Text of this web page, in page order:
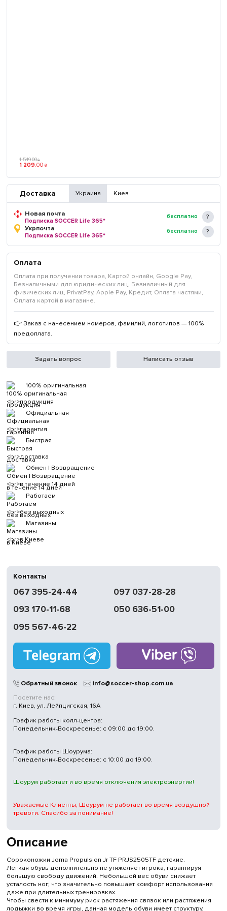
1 549.00 ₴
1 209.00 ₴
Доставка Украина Киев
Новая почта
Подписка SOCCER Life 365*
бесплатно
Укрпочта
Подписка SOCCER Life 365*
бесплатно
Оплата
Оплата при получении товара, Картой онлайн, Google Pay,
Безналичными для юридических лиц, Безналичный для
физических лиц, PrivatPay, Apple Pay, Кредит, Оплата частями,
Оплата картой в магазине.
👉 Заказ с нанесением номеров, фамилий, логотипов — 100%
предоплата.
Задать вопрос Написать отзыв
100% оригинальная
продукция
Официальная
гарантия
Быстрая
доставка
Обмен | Возвращение
в течение 14 дней
Работаем
без выходных
Магазины
в Киеве
Описание
Сороконожки Joma Propulsion Jr TF PRJS2505TF детские.
Легкая обувь дополнительно не утяжеляет игрока, гарантируя
большую свободу движений. Небольшой вес обуви снижает
усталость ног, что значительно повышает комфорт использования
даже при длительных тренировках.
Чтобы свести к минимуму риск растяжения связок или растяжения
лодыжки во время игры, данная модель обуви имеет структуру,
Контакты
067 395-24-44
097 037-28-28
093 170-11-68
050 636-51-00
095 567-46-22
Обратный звонок
info@soccer-shop.com.ua
Посетите нас:
г. Киев, ул. Лейпцигская, 16А
График работы колл-центра:
Понедельник-Воскресенье: с 09:00 до 19:00.
График работы Шоурума:
Понедельник-Воскресенье: с 10:00 до 19:00.
Шоурум работает и во время отключения электроэнергии!
Уважаемые Клиенты, Шоурум не работает во время воздушной
тревоги. Спасибо за понимание!